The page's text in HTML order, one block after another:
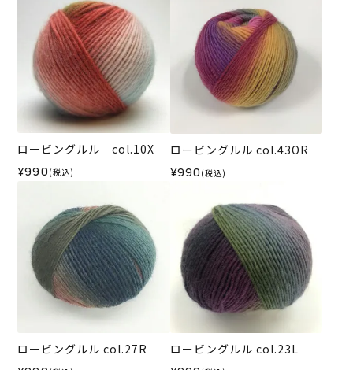
ロービングルル col.10X
¥990 (税込)
ロービングルル col.43OR
¥990 (税込)
ロービングルル col.27R ロービングルル col.23L